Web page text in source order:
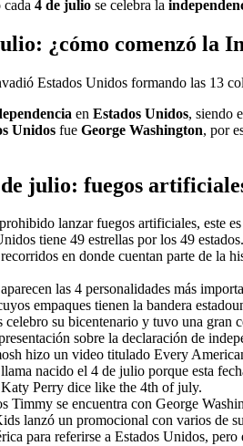
cada 4 de julio se celebra la
: ¿cómo comenzó la
Estados Unidos formando las 13
en Estados Unidos, siendo
Unidos fue George Washington, por
julio: fuegos
lanzar fuegos artificiales, este
tiene 49 estrellas por los 49 estados.
en donde cuentan parte de la
aparecen las 4 personalidades más
empaques tienen la bandera
su bicentenario y tuvo una gran
sobre la declaración de
hizo un video titulado Every
nacido el 4 de julio porque esta
Perry dice like the 4th of july.
Timmy se encuentra con George
lanzó un promocional con varios de
para referirse a Estados Unidos,